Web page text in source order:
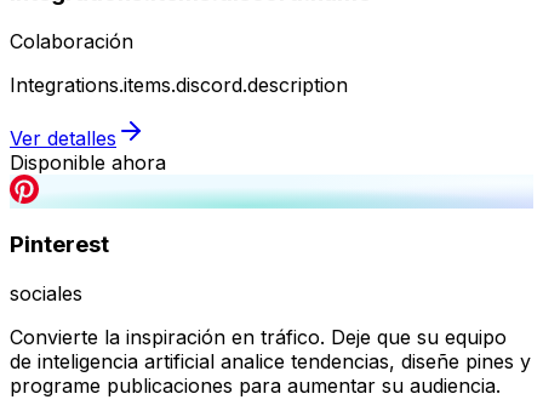
Colaboración
Integrations.items.discord.description
Ver detalles
Disponible ahora
Pinterest
sociales
Convierte la inspiración en tráfico. Deje que su equipo
de inteligencia artificial analice tendencias, diseñe pines y
programe publicaciones para aumentar su audiencia.